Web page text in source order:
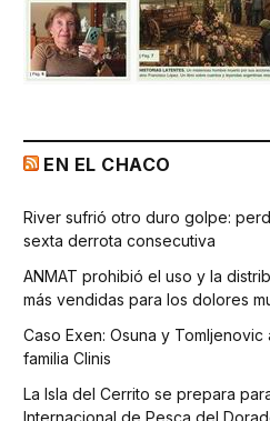
EN EL CHACO
River sufrió otro duro golpe:
sexta derrota consecutiva
ANMAT prohibió el uso y la
más vendidas para los dolores
Caso Exen: Osuna y
familia Clinis
La Isla del Cerrito se prepara